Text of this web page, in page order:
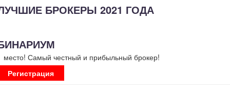
БРОКЕРЫ 2021 ГОДА
место! Самый честный и прибыльный брокер!
Регистрация